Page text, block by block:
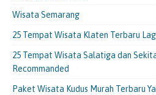
Wisata Semarang
25 Tempat Wisata Klaten Terbaru
25 Tempat Wisata Salatiga dan
Recommanded
Paket Wisata Kudus Murah Terbaru